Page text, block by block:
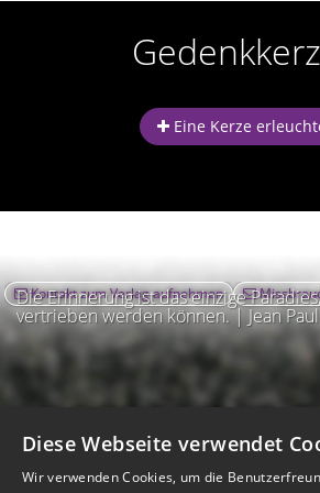
Eine Kerze
Die Erinnerung ist das einzige
vertrieben werden können. | Jean Paul
Kontakt zum Verlag aufnehmen
Diese Webseite verwendet
Wir verwenden Cookies, um die